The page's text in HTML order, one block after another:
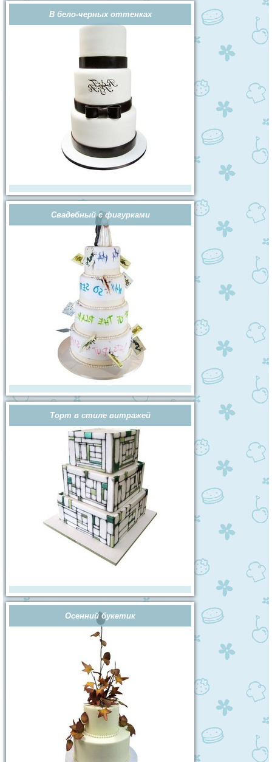
В бело-черных оттенках
Свадебный с фигурками
Торт в стиле витражей
Осенний букетик